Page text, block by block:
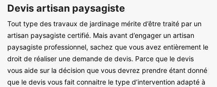
Devis artisan paysagiste
Tout type des travaux de jardinage mérite d’être traité par un
artisan paysagiste certifié. Mais avant d’engager un artisan
paysagiste professionnel, sachez que vous avez entièrement le
droit de réaliser une demande de devis. Parce que le devis
vous aide sur la décision que vous devrez prendre étant donné
que le devis vous fait connaitre le type d’intervention adapté à